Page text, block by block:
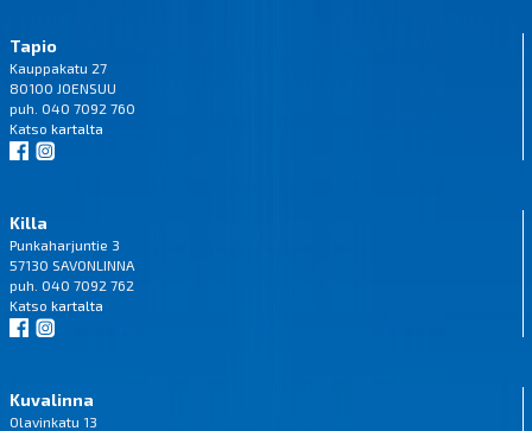
Tapio
Kauppakatu 27
80100 JOENSUU
puh. 040 7092 760
Katso kartalta
Killa
Punkaharjuntie 3
57130 SAVONLINNA
puh. 040 7092 762
Katso kartalta
Kuvalinna
Olavinkatu 13